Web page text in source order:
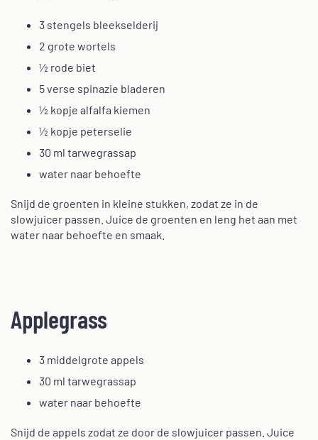
3 stengels bleekselderij
2 grote wortels
½ rode biet
5 verse spinazie bladeren
½ kopje alfalfa kiemen
½ kopje peterselie
30 ml tarwegrassap
water naar behoefte
Snijd de groenten in kleine stukken, zodat ze in de
slowjuicer passen. Juice de groenten en leng het aan met
water naar behoefte en smaak.
Applegrass
3 middelgrote appels
30 ml tarwegrassap
water naar behoefte
Snijd de appels zodat ze door de slowjuicer passen. Juice